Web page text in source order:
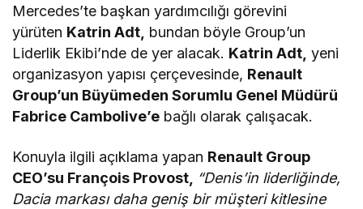
Mercedes’te başkan yardımcılığı görevini
yürüten Katrin Adt, bundan böyle Group’un
Liderlik Ekibi’nde de yer alacak. Katrin Adt, yeni
organizasyon yapısı çerçevesinde, Renault
Group’un Büyümeden Sorumlu Genel Müdürü
Fabrice Cambolive’e bağlı olarak çalışacak.
Konuyla ilgili açıklama yapan Renault Group
CEO’su François Provost,
“Denis’in liderliğinde,
Dacia markası daha geniş bir müşteri kitlesine